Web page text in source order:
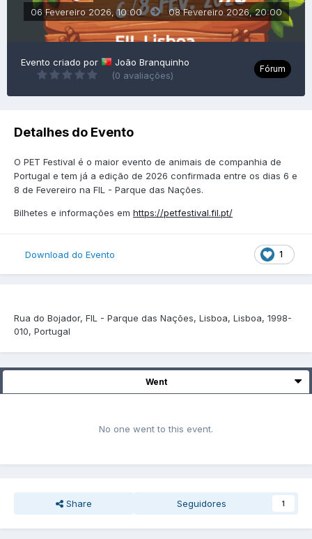
06 Fevereiro 2026, 10:00 08 Fevereiro 2026,20:00
Evento criado por
João Branquinho
(0 avaliações)
Fórum
Detalhes do Evento
O PET Festival é o maior evento de animais de companhia de
Portugal e tem já a edição de 2026 confirmada entre os dias 6 e
8 de Fevereiro na FIL - Parque das Nações.
Bilhetes e informações em https://petfestival.fil.pt/
1
Download do Evento
Rua do Bojador, FIL - Parque das Nações, Lisboa, Lisboa, 1998-
010, Portugal
Went
No one went to this event.
Share Seguidores 1